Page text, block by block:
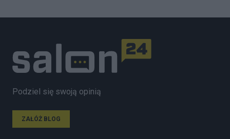
Podziel się swoją opinią
ZAŁÓŻ BLOG